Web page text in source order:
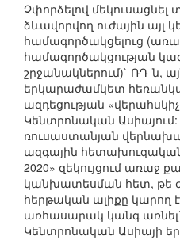
Չփորձելով
ձևավորվող ուժային այլ
համագործակցելուց
համագործակցության
շրջանակներում)` ՌԴ-ն,
երկարաժամկետ
ազդեցության
Կենտրոնական Ասիայում:
ռուսաստանյան
ազգային
2020» զեկույցում առաջ
կանխատեսման հետ, թե
հերթական ալիքը կարող
առհասարակ կանգ առնել`
Կենտրոնական Ասիայի